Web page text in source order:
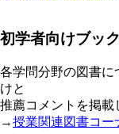
初学者向けブッ
各学問分野の図書に
けと
推薦コメントを掲載
→授業関連図書コー